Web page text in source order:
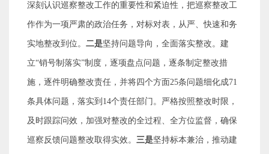
深刻认识巡察整改工作的重要性和紧迫性，把巡察整改工
作作为一项严肃的政治任务，对标对表，从严、快速和务
实地整改到位。 二是坚持问题导向，全面落实整改。建
立“销号制落实”制度，逐项盘点问题，逐条制定整改措
施，逐件明确整改责任，并将四个方面25条问题细化成71
条具体问题，落实到 14个责任部门。严格按照整改时限，
及时跟踪问效，加强对整改的全过程、全方位监督，确保
巡察反馈问题整改取得实效。 三是坚持标本兼治，推动建